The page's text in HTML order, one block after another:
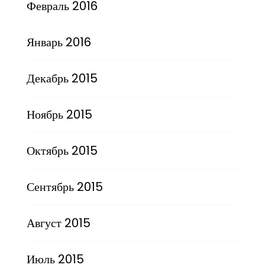
Февраль 2016
Январь 2016
Декабрь 2015
Ноябрь 2015
Октябрь 2015
Сентябрь 2015
Август 2015
Июль 2015